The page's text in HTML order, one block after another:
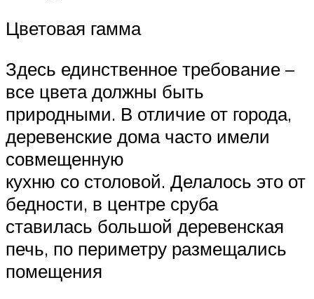
Цветовая гамма
Здесь единственное требование –
все цвета должны быть
природными. В отличие от города,
деревенские дома часто имели
совмещенную
кухню со столовой. Делалось это от
бедности, в центре сруба
ставилась большой деревенская
печь, по периметру размещались
помещения